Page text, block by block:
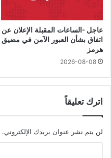
عاجل -الساعات المقبلة الإعلان عن
اتفاق بشأن العبور الآمن في مضيق
هرمز
2026-08-08
اترك تعليقاً
لن يتم نشر عنوان بريدك الإلكتروني.